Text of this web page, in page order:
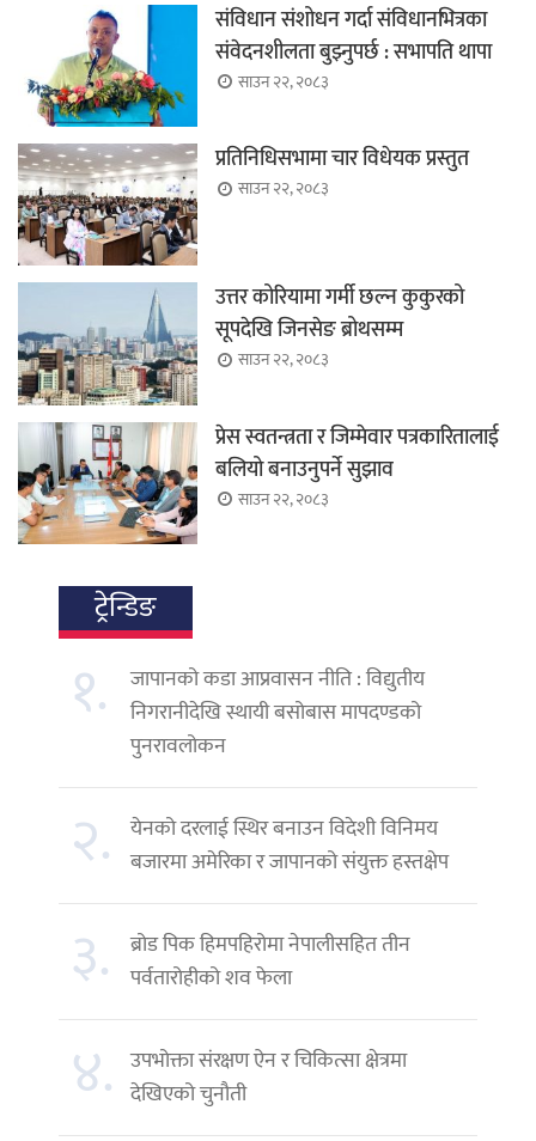
संविधान संशोधन गर्दा संविधानभित्रका
संवेदनशीलता बुझ्नुपर्छ : सभापति थापा
साउन २२, २०८३
प्रतिनिधिसभामा चार विधेयक प्रस्तुत
साउन २२, २०८३
उत्तर कोरियामा गर्मी छल्न कुकुरको
सूपदेखि जिनसेङ ब्रोथसम्म
साउन २२, २०८३
प्रेस स्वतन्त्रता र जिम्मेवार पत्रकारितालाई
बलियो बनाउनुपर्ने सुझाव
साउन २२, २०८३
ट्रेन्डिङ
१.
जापानको कडा आप्रवासन नीति : विद्युतीय
निगरानीदेखि स्थायी बसोबास मापदण्डको
पुनरावलोकन
२. येनको दरलाई स्थिर बनाउन विदेशी विनिमय
बजारमा अमेरिका र जापानको संयुक्त हस्तक्षेप
३.
ब्रोड पिक हिमपहिरोमा नेपालीसहित तीन
पर्वतारोहीको शव फेला
४. उपभोक्ता संरक्षण ऐन र चिकित्सा क्षेत्रमा
देखिएको चुनौती